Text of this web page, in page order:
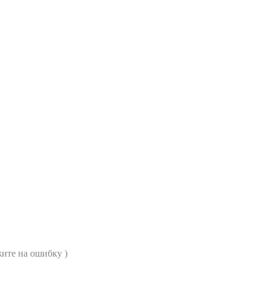
на ошибку )